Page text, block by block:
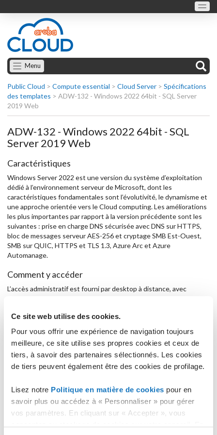
Ce site web utilise des cookies.
Pour vous offrir une expérience de navigation toujours
meilleure, ce site utilise ses propres cookies et ceux de
tiers, à savoir des partenaires sélectionnés. Les cookies
de tiers peuvent également être des cookies de profilage.
Lisez notre Politique en matière de cookies pour en
savoir plus ou accédez à « Personnaliser » pour gérer
vos paramètres. En cliquant sur « Accepter », vous
Menu
Public Cloud > Compute essential > Cloud Server > Spécifications
des templates > ADW-132 - Windows 2022 64bit - SQL Server
2019 Web
ADW-132 - Windows 2022 64bit - SQL
Server 2019 Web
Caractéristiques
Windows Server 2022 est une version du système d’exploitation
dédié à l’environnement serveur de Microsoft, dont les
caractéristiques fondamentales sont l’évolutivité, le dynamisme et
une approche orientée vers le Cloud computing. Les améliorations
les plus importantes par rapport à la version précédente sont les
suivantes : prise en charge DNS sécurisée avec DNS sur HTTPS,
bloc de messages serveur AES-256 et cryptage SMB Est-Ouest,
SMB sur QUIC, HTTPS et TLS 1.3, Azure Arc et Azure
Automanage.
Comment y accéder
L’accès administratif est fourni par desktop à distance, avec
Il est possible d'accéder à la base de données à distance avec
utilisateur « SA » et mot de passe choisi en phase de création (SQL
Configurations
Le firewall de Windows est activé avec des règles qui bloquent le
135 TCP UDP
137 TCP UDP
138 TCP UDP
139 TCP UDP